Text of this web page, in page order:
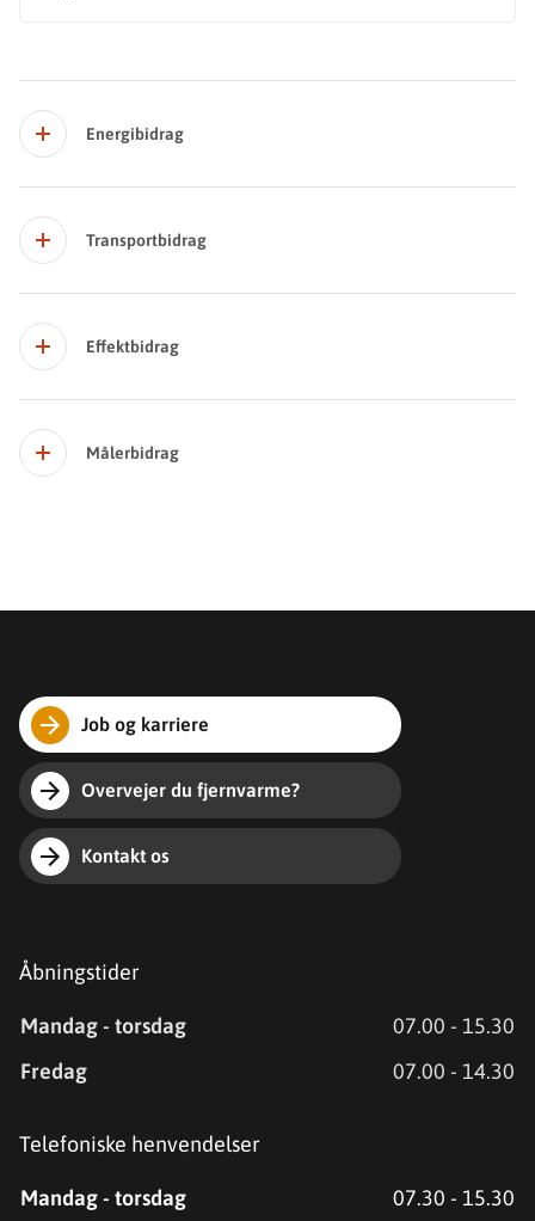
Energibidrag
Transportbidrag
Effektbidrag
Målerbidrag
Åbningstider
Mandag - torsdag
07.00 - 15.30
Fredag
07.00 - 14.30
Telefoniske henvendelser
Mandag - torsdag
07.30 - 15.30
Job og karriere
Overvejer du fjernvarme?
Kontakt os